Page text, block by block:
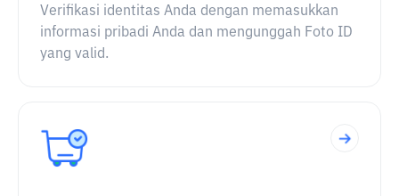
Verifikasi identitas Anda dengan memasukkan
informasi pribadi Anda dan mengunggah Foto ID
yang valid.